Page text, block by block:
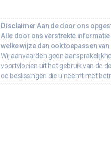
Disclaimer Aan de door ons
Alle door ons verstrekte
welke wijze dan ook toepassen
Wij aanvaarden geen
voortvloeien uit het gebruik van de
de beslissingen die u neemt met